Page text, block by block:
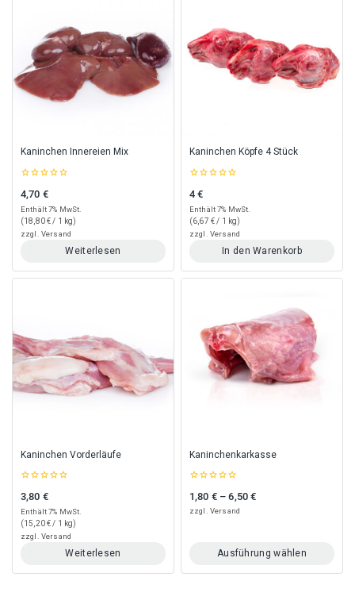
Kaninchen Innereien Mix
out
of
5
4,70 €
Enthält 7% MwSt.
(18,80€/ 1 kg)
zzgl. Versand
Weiterlesen
Kaninchen Köpfe 4 Stück
out
of
5
4€
Enthält 7% MwSt.
(6,67 €/ 1 kg)
zzgl. Versand
In den Warenkorb
Kaninchen Vorderläufe
out
of
5
3,80 €
Enthält 7% MwSt.
(15,20€/ 1 kg)
zzgl. Versand
Weiterlesen
Kaninchenkarkasse
out
of
1,80 € –6,50€Preisspanne: 1,80 € bis 6,50 €
zzgl. Versand
Ausführung wählen
Dieses